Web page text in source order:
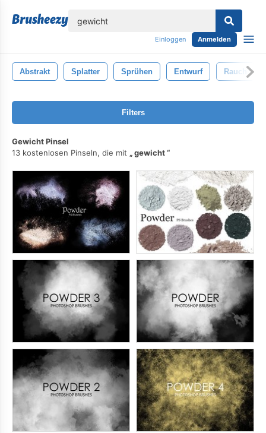
Einloggen Anmelden
Abstrakt Splatter Sprühen Entwurf Rauch
Filters
Gewicht Pinsel
13 kostenlosen Pinseln, die mit
gewicht